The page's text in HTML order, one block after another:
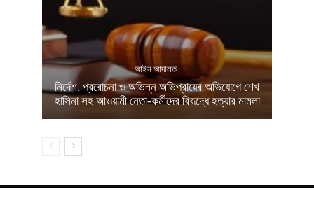
আইন আদালত
নির্দেশ, প্ররোচনা ও অভিন্ন অভিপ্রায়ের অভিযোগে শেখ
হাসিনা সহ আওয়ামী নেতা-কর্মীদের বিরূদ্ধে হত্যার মামলা